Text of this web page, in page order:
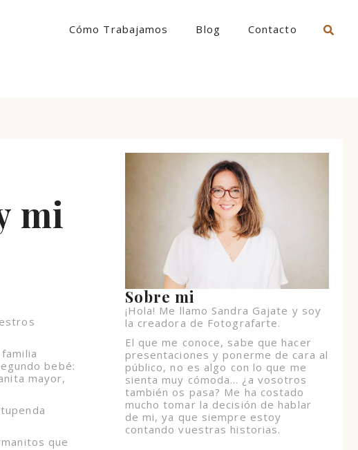
Cómo Trabajamos Blog Contacto
mi
bebé:
mayor,
que
Sobre mi
¡Hola! Me llamo Sandra Gajate y soy
la creadora de Fotografarte.
El que me conoce, sabe que hacer
presentaciones y ponerme de cara al
público, no es algo con lo que me
sienta muy cómoda… ¿a vosotros
también os pasa? Me ha costado
mucho tomar la decisión de hablar
de mi, ya que siempre estoy
contando vuestras historias.